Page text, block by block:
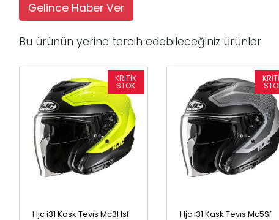
Gelince Haber Ver
Bu ürünün yerine tercih edebileceğiniz ürünler
Hjc i31 Kask Tevıs Mc3Hsf Hjc i31 Kask Tevıs Mc5Sf